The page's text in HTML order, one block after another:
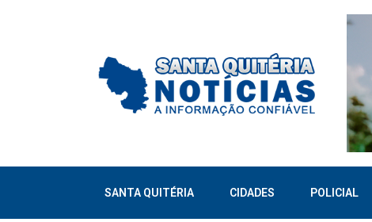
SANTA QUITÉRIA CIDADES POLICIAL